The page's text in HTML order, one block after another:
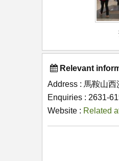
Relevant
Address : 馬鞍山西
Enquiries : 2631-
Website : Related